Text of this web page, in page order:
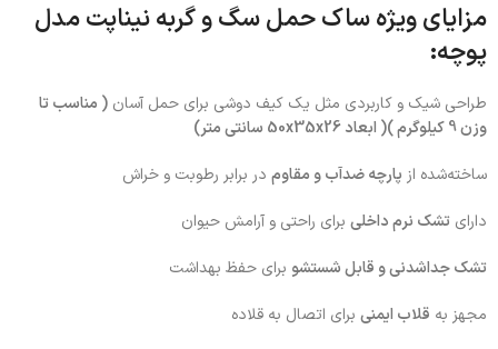
مزایای ویژهساک حمل سگ و گربه نیناپت مدل
پوچه:
طراحی شیک و کاربردی مثل یک کیف دوشی برای حمل آسان ( مناسب تا
وزن 9 کیلوگرم )( ابعاد 50x35x26 سانتی متر)
ساخته‌شده از پارچه ضدآب و مقاوم در برابر رطوبت و خراش
دارای تشک نرم داخلی برای راحتی و آرامش حیوان
تشک جداشدنی و قابل شستشو برای حفظ بهداشت
مجهز به قلاب ایمنی برای اتصال به قلاده